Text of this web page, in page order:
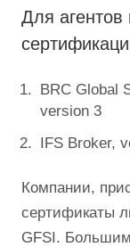
Для
BRC Global
version 3
IFS Broker,
Компании,
сертификаты
GFSI.